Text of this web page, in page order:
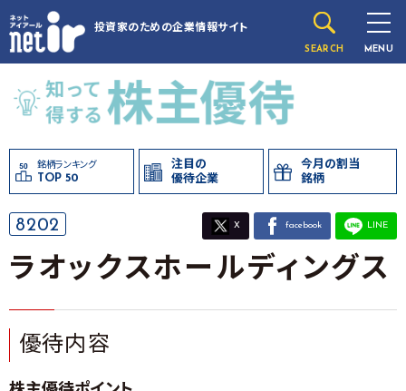
投資家のための企業情報サイト
SEARCH MENU
銘柄ランキング
TOP 50
注目の
優待企業
今月の割当
銘柄
8202 X facebook LINE
ラオックスホールディングス
優待内容